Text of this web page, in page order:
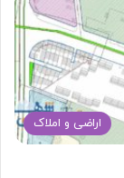
اراضی و املاک